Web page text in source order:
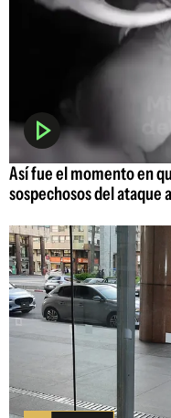
Así fue el momento en
sospechosos del ataque